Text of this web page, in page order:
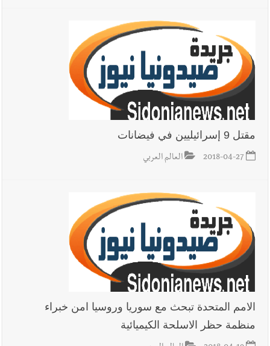
مقتل 9 إسرائيليين في فيضانات
2018-04-27 العالم العربي
الامم المتحدة تبحث مع سوريا وروسيا امن خبراء
منظمة حظر الاسلحة الكيميائية